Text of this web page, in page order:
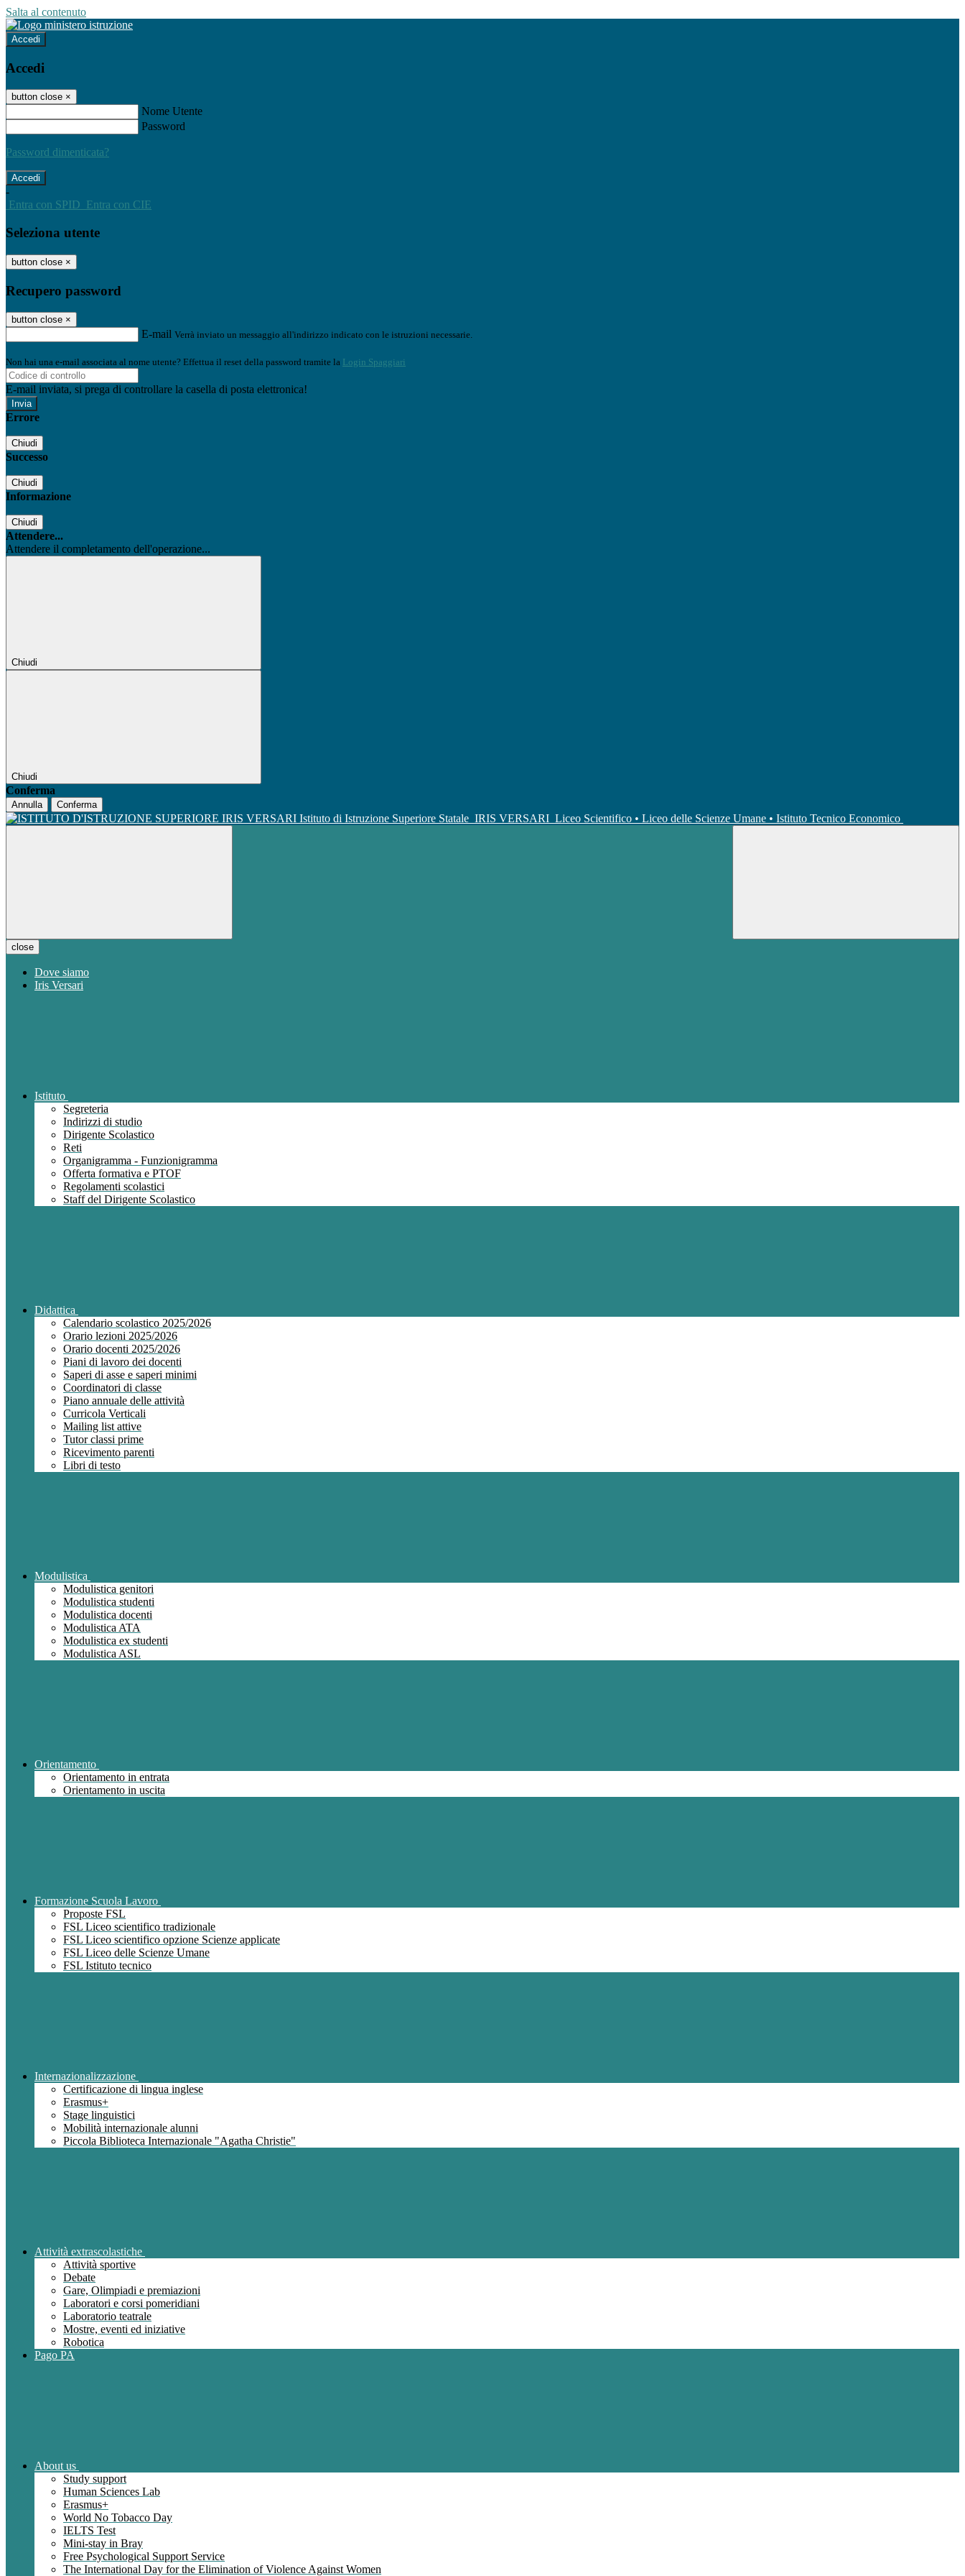
Salta al contenuto
Accedi
Accedi
button close ×
Nome Utente
Password
Password dimenticata?
-
Entra con SPID Entra con CIE
Seleziona utente
button close ×
Recupero password
button close ×
E-mail Verrà inviato un messaggio all'indirizzo indicato con le istruzioni necessarie.
Non hai una e-mail associata al nome utente? Effettua il reset della password tramite la Login Spaggiari
E-mail inviata, si prega di controllare la casella di posta elettronica!
Errore
Chiudi
Successo
Chiudi
Informazione
Chiudi
Attendere...
Attendere il completamento dell'operazione...
Chiudi
Chiudi
Conferma
Annulla Conferma
Istituto di Istruzione Superiore Statale IRIS VERSARI Liceo Scientifico • Liceo delle Scienze Umane • Istituto Tecnico Economico
close
Dove siamo
Iris Versari
Istituto
Segreteria
Indirizzi di studio
Dirigente Scolastico
Reti
Organigramma - Funzionigramma
Offerta formativa e PTOF
Regolamenti scolastici
Staff del Dirigente Scolastico
Didattica
Calendario scolastico 2025/2026
Orario lezioni 2025/2026
Orario docenti 2025/2026
Piani di lavoro dei docenti
Saperi di asse e saperi minimi
Coordinatori di classe
Piano annuale delle attività
Curricola Verticali
Mailing list attive
Tutor classi prime
Ricevimento parenti
Libri di testo
Modulistica
Modulistica genitori
Modulistica studenti
Modulistica docenti
Modulistica ATA
Modulistica ex studenti
Modulistica ASL
Orientamento
Orientamento in entrata
Orientamento in uscita
Formazione Scuola Lavoro
Proposte FSL
FSL Liceo scientifico tradizionale
FSL Liceo scientifico opzione Scienze applicate
FSL Liceo delle Scienze Umane
FSL Istituto tecnico
Internazionalizzazione
Certificazione di lingua inglese
Erasmus+
Stage linguistici
Mobilità internazionale alunni
Piccola Biblioteca Internazionale "Agatha Christie"
Attività extrascolastiche
Attività sportive
Debate
Gare, Olimpiadi e premiazioni
Laboratori e corsi pomeridiani
Laboratorio teatrale
Mostre, eventi ed iniziative
Robotica
Pago PA
About us
Study support
Human Sciences Lab
Erasmus+
World No Tobacco Day
IELTS Test
Mini-stay in Bray
Free Psychological Support Service
The International Day for the Elimination of Violence Against Women